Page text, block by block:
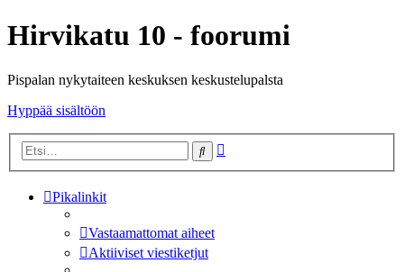
Hirvikatu 10 - foorumi
Pispalan nykytaiteen keskuksen keskustelupalsta
Hyppää sisältöön
Etsi
Pikalinkit
Vastaamattomat aiheet
Aktiiviset viestiketjut